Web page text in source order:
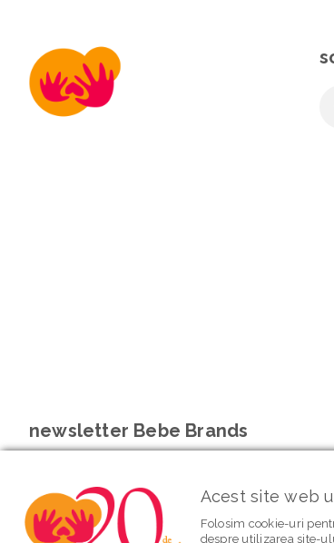
newsletter Bebe Brands
Acest site web
Folosim cookie-uri
despre utilizarea site-